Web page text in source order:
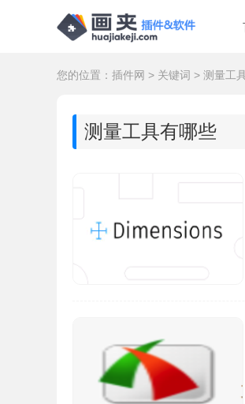
您的位置： 插件网 > 关键词 > 测量工
测量工具有哪些